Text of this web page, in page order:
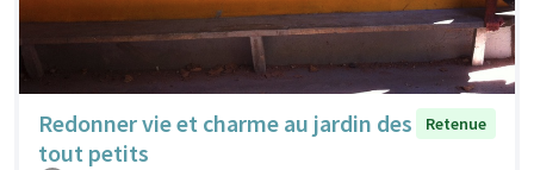
Redonner vie et charme au jardin des
tout petits
Retenue